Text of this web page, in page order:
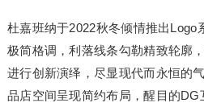
杜嘉班纳于2022秋冬倾情推出Logo
极简格调，利落线条勾勒精致轮廓
进行创新演绎，尽显现代而永恒的
品店空间呈现简约布局，醒目的